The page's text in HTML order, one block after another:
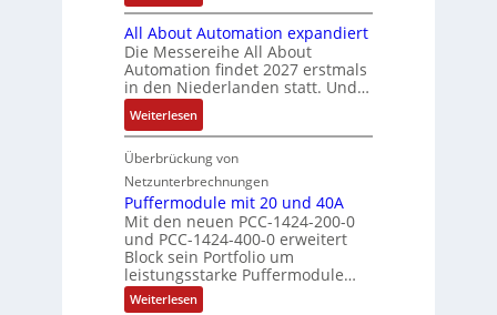
p
ä
g
t
d
u
r
d
a
s
A
u
V
o
r
s
t
a
d
d
e
s
V
D
M
s
s
e
b
e
s
t
ä
t
i
g
e
n
J
a
r
k
e
t
n
e
i
t
e
r
b
t
S
t
r
u
k
u
r
B
i
s
2
0
3
6
f
e
h
l
e
n
4
,
All About Automation expandiert
Die Messereihe All About
Automation findet 2027 erstmals
in den Niederlanden statt. Und…
Weiterlesen:
A
l
l
A
b
o
u
t
A
Überbrückung von
Netzunterbrechnungen
Puffermodule mit 20 und 40A
Mit den neuen PCC-1424-200-0
und PCC-1424-400-0 erweitert
Block sein Portfolio um
leistungsstarke Puffermodule…
Weiterlesen: